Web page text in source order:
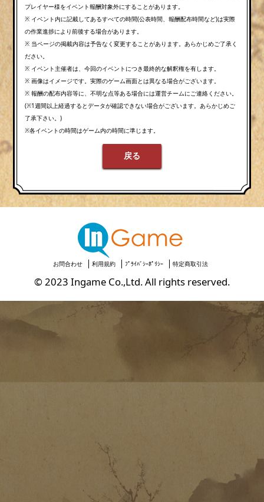
プレイヤー様をイベント報酬対象外にすることがあります。
※ イベント内に記載してあるすべての時間(公表時間、報酬配布時間など)は実際
の作業進捗により前後する場合があります。
※ 当ページの掲載内容は予告なく変更することがあります。あらかじめご了承く
ださい。
※ イベント主催者は、今回のイベントにつき最終的な解釈権を有します。
※ 画像はイメージです。実際のゲーム画面とは異なる場合がございます。
※ 報酬の配布内容等に、不明な点等ある場合には運営チームにご連絡ください。
(※1週間以上経過するとデータが確認できない場合がございます。あらかじめご
了承下さい。)
※各イベントの時間はゲーム内の時間に準じます。
戻る
お問合わせ 利用規約 ﾌﾟﾗｲﾊﾞｼｰﾎﾟﾘｼｰ 特定商取引法
© 2023 Ingame Co.,Ltd. All rights reserved.